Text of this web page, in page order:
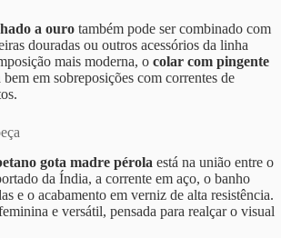
a ouro também pode ser combinado com
douradas ou outros acessórios da linha
mais moderna, o colar com pingente
em sobreposições com correntes de
gota madre pérola está na união entre o
da Índia, a corrente em aço, o banho
e o acabamento em verniz de alta resistência.
e versátil, pensada para realçar o visual